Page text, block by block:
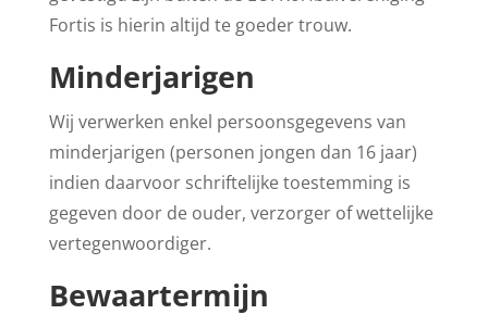
Fortis is hierin altijd te goeder trouw.
Minderjarigen
Wij verwerken enkel persoonsgegevens van
minderjarigen (personen jongen dan 16 jaar)
indien daarvoor schriftelijke toestemming is
gegeven door de ouder, verzorger of wettelijke
vertegenwoordiger.
Bewaartermijn